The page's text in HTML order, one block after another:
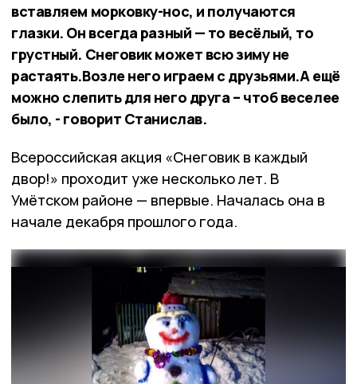
вставляем морковку-нос, и получаются
глазки. Он всегда разный — то весёлый, то
грустный. Снеговик может всю зиму не
растаять.Возле него играем с друзьями.А ещё
можно слепить для него друга – чтоб веселее
было, - говорит Станислав.
Всероссийская акция «Снеговик в каждый
двор!» проходит уже несколько лет. В
Умётском районе — впервые. Началась она в
начале декабря прошлого года.